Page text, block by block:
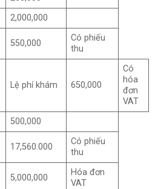
2,000,000
550,000
Có phiếu
thu
Lệ phí khám 650,000
Có
hóa
đơn
VAT
500,000
17,560.000
Có phiếu
thu
5,000,000
Hóa đơn
VAT